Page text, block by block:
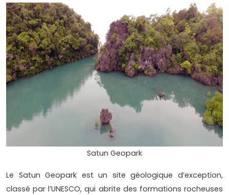
Satun Geopark
Le Satun Geopark est un site géologique d’exception,
classé par l’UNESCO, qui abrite des formations rocheuses